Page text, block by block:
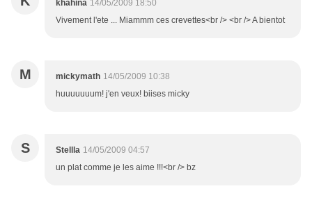
khahina 14/05/2009 18:50
Vivement l'ete ... Miammm ces crevettes<br /> <br /> A bientot
M mickymath 14/05/2009 10:38
huuuuuuum! j'en veux! biises micky
S Stellla 14/05/2009 04:57
un plat comme je les aime !!!<br /> bz